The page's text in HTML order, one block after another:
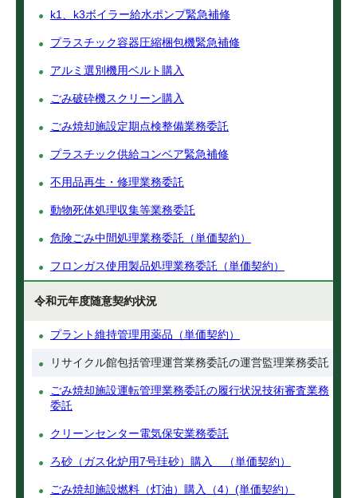
k1、k3ボイラー給水ポンプ緊急補修
プラスチック容器圧縮梱包機緊急補修
アルミ選別機用ベルト購入
ごみ破砕機スクリーン購入
ごみ焼却施設定期点検整備業務委託
プラスチック供給コンベア緊急補修
不用品再生・修理業務委託
動物死体処理収集等業務委託
危険ごみ中間処理業務委託（単価契約）
フロンガス使用製品処理業務委託（単価契約）
令和元年度随意契約状況
プラント維持管理用薬品（単価契約）
リサイクル館包括管理運営業務委託の運営監理業務委託
ごみ焼却施設運転管理業務委託の履行状況技術審査業務
委託
クリーンセンター電気保安業務委託
ろ砂（ガス化炉用7号珪砂）購入 （単価契約）
ごみ焼却施設燃料（灯油）購入（4）(単価契約）